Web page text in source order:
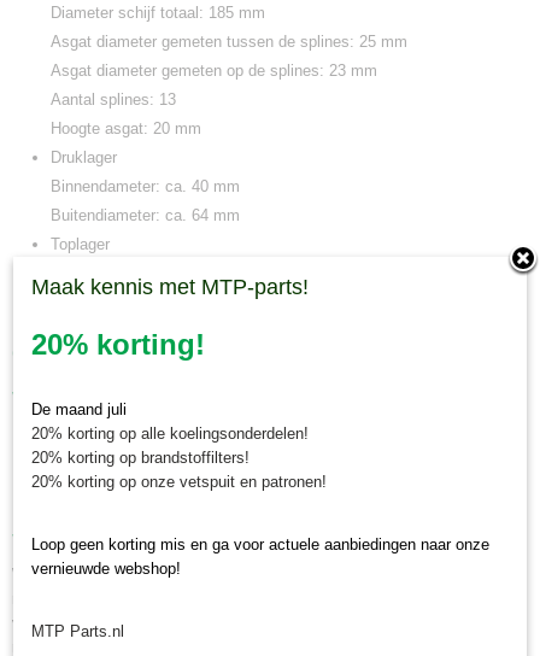
Diameter schijf totaal: 185 mm
Asgat diameter gemeten tussen de splines: 25 mm
Asgat diameter gemeten op de splines: 23 mm
Aantal splines: 13
Hoogte asgat: 20 mm
Druklager
Binnendameter: ca. 40 mm
Buitendiameter: ca. 64 mm
Toplager
Onze koppelingsset Iseki Sial is geschikt voor de
volgende types:
Iseki Sial TF15
Iseki Sial TF17
Iseki Sial TF19
Vervangen koppelingsset
Wanneer u deze koppelingsset gaat vervangen op uw Iseki Sial TF
vergelijken. De koppelingsset Iseki Sial is geschikt voor meerdere Iseki
Maak kennis met MTP-parts!
20% korting!
De maand juli
20% korting op alle koelingsonderdelen!
20% korting op brandstoffilters!
20% korting op onze vetspuit en patronen!
Loop geen korting mis en ga voor actuele aanbiedingen naar onze
vernieuwde webshop!
MTP Parts.nl